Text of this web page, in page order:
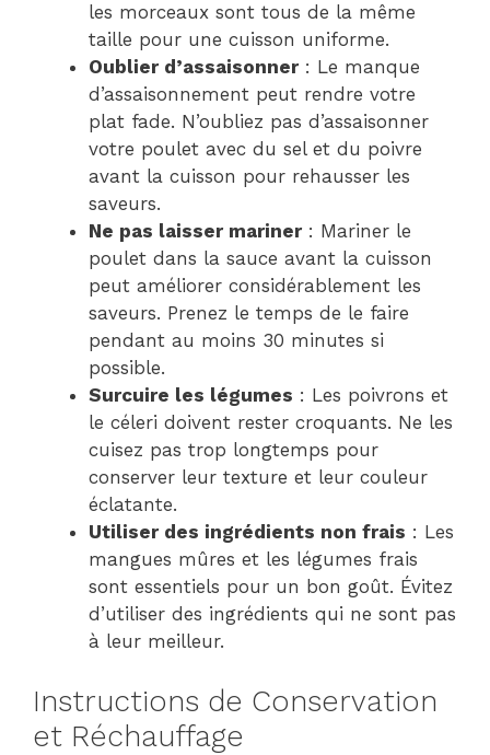
les morceaux sont tous de la même
taille pour une cuisson uniforme.
Oublier d’assaisonner: Le manque
d’assaisonnement peut rendre votre
plat fade. N’oubliez pas d’assaisonner
votre poulet avec du sel et du poivre
avant la cuisson pour rehausser les
saveurs.
Ne pas laisser mariner: Mariner le
poulet dans la sauce avant la cuisson
peut améliorer considérablement les
saveurs. Prenez le temps de le faire
pendant au moins 30 minutes si
possible.
Surcuire les légumes : Les poivrons et
le céleri doivent rester croquants. Ne les
cuisez pas trop longtemps pour
conserver leur texture et leur couleur
éclatante.
Utiliser des ingrédients non frais : Les
mangues mûres et les légumes frais
sont essentiels pour un bon goût. Évitez
d’utiliser des ingrédients qui ne sont pas
à leur meilleur.
Instructions de Conservation
et Réchauffage